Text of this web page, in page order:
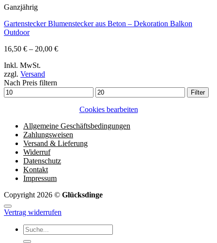
Ganzjährig
Gartenstecker Blumenstecker aus Beton – Dekoration Balkon
Outdoor
16,50 € – 20,00 €Preisspanne:
Inkl. MwSt.
zzgl. Versand
Nach Preis filtern
Min.
Preis
Max.
Preis
Filter
Cookies bearbeiten
Allgemeine Geschäftsbedingungen
Zahlungsweisen
Versand & Lieferung
Widerruf
Datenschutz
Kontakt
Impressum
Copyright 2026 © Glücksdinge
Vertrag widerrufen
Suchen
nach: